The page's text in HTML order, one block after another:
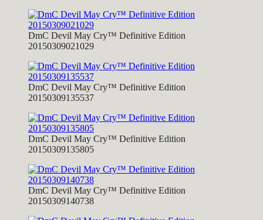
DmC Devil May Cry™ Definitive Edition
20150309021029
DmC Devil May Cry™ Definitive Edition
20150309135537
DmC Devil May Cry™ Definitive Edition
20150309135805
DmC Devil May Cry™ Definitive Edition
20150309140738